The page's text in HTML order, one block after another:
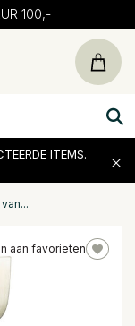
100,-
ITEMS.
aan favorieten